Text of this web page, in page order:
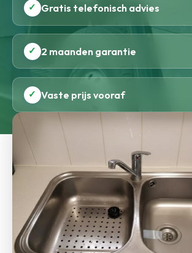
✓ Gratis telefonisch advies
✓ 2 maanden garantie
✓ Vaste prijs vooraf